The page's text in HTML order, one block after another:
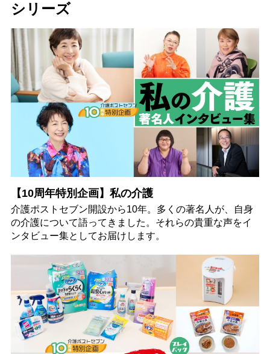
シリーズ
【10周年特別企画】私の介護
介護ポストセブン開設から10年。多くの著名人が、自身
の介護について語ってきました。それらの貴重な声をイ
ンタビュー集としてお届けします。